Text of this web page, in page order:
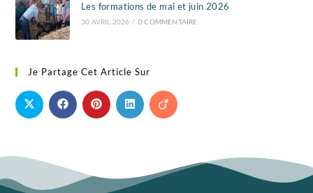
Les formations de mai et juin 2026
30 AVRIL 2026 / 0 COMMENTAIRE
Je Partage Cet Article Sur